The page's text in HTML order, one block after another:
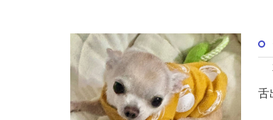
舌